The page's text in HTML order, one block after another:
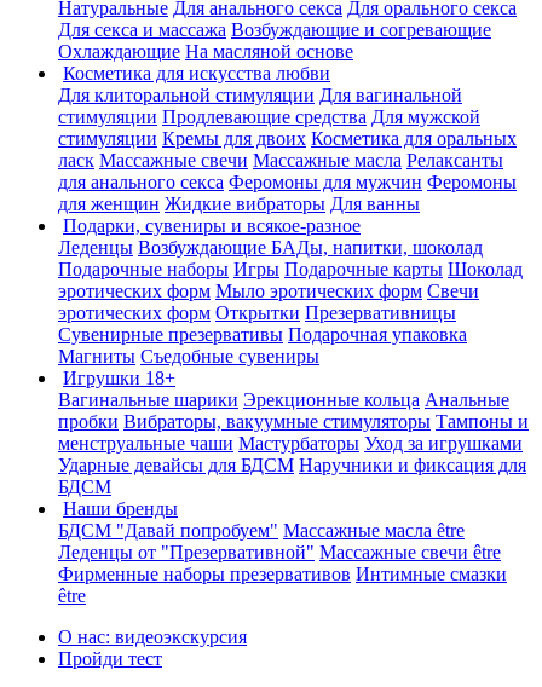
Натуральные Для анального секса Для орального секса
Для секса и массажа Возбуждающие и согревающие
Охлаждающие На масляной основе
Косметика для искусства любви
Для клиторальной стимуляции Для вагинальной
стимуляции Продлевающие средства Для мужской
стимуляции Кремы для двоих Косметика для оральных
ласк Массажные свечи Массажные масла Релаксанты
для анального секса Феромоны для мужчин Феромоны
для женщин Жидкие вибраторы Для ванны
Подарки, сувениры и всякое-разное
Леденцы Возбуждающие БАДы, напитки, шоколад
Подарочные наборы Игры Подарочные карты Шоколад
эротических форм Мыло эротических форм Свечи
эротических форм Открытки Презервативницы
Сувенирные презервативы Подарочная упаковка
Магниты Съедобные сувениры
Игрушки 18+
Вагинальные шарики Эрекционные кольца Анальные
пробки Вибраторы, вакуумные стимуляторы Тампоны и
менструальные чаши Мастурбаторы Уход за игрушками
Ударные девайсы для БДСМ Наручники и фиксация для
БДСМ
Наши бренды
БДСМ "Давай попробуем" Массажные масла être
Леденцы от "Презервативной" Массажные свечи être
Фирменные наборы презервативов Интимные смазки
être
О нас: видеоэкскурсия
Пройди тест